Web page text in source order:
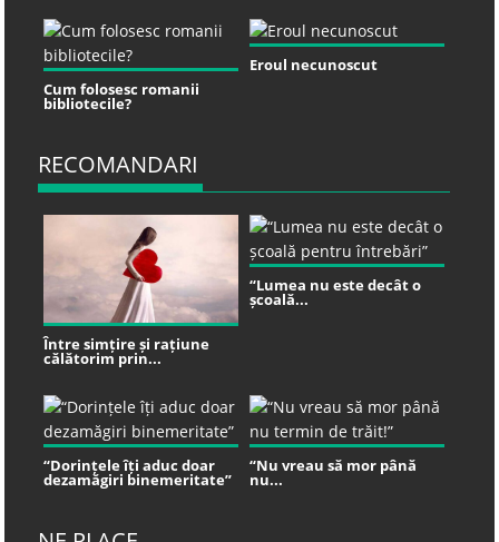
Cum folosesc romanii
bibliotecile?
Eroul necunoscut
RECOMANDARI
Între simțire și rațiune
călătorim prin...
“Lumea nu este decât o
școală...
“Dorințele îți aduc doar
dezamăgiri binemeritate”
“Nu vreau să mor până
nu...